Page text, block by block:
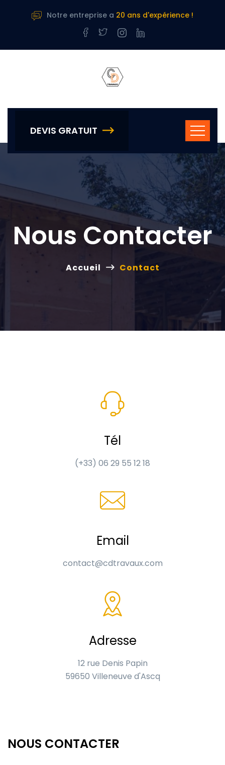
Notre entreprise a 20 ans d'expérience !
DEVIS GRATUIT
Nous Contacter
Accueil Contact
Tél
(+33) 06 29 55 12 18
Email
contact@cdtravaux.com
Adresse
12 rue Denis Papin
59650 Villeneuve d'Ascq
NOUS CONTACTER